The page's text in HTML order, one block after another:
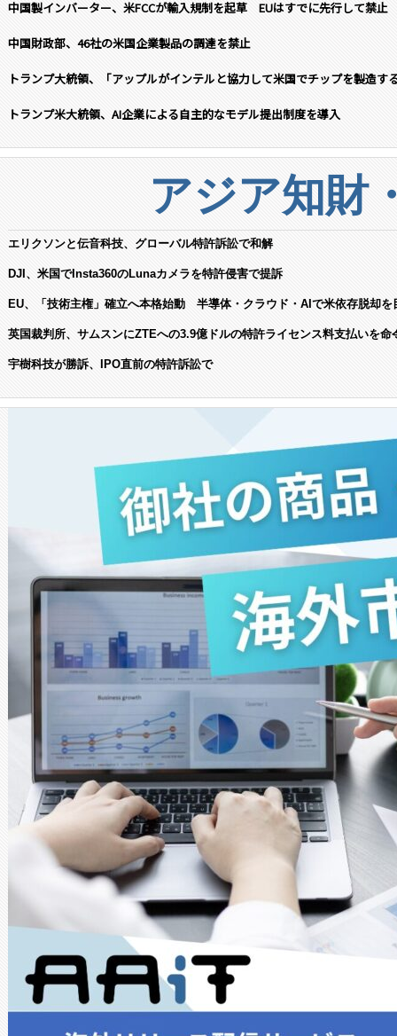
中国製インバーター、米FCCが輸入規制を起草 EUはすでに先行して禁止
中国財政部、46社の米国企業製品の調達を禁止
トランプ大統領、「アップルがインテルと協力して米国でチップを製造す
トランプ米大統領、AI企業による自主的なモデル提出制度を導入
アジア知財
エリクソンと伝音科技、グローバル特許訴訟で和解
DJI、米国でInsta360のLunaカメラを特許侵害で提訴
EU、「技術主権」確立へ本格始動 半導体・クラウド・AIで米依存脱却を
英国裁判所、サムスンにZTEへの3.9億ドルの特許ライセンス料支払いを命
宇樹科技が勝訴、IPO直前の特許訴訟で